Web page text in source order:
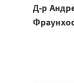
Д-р